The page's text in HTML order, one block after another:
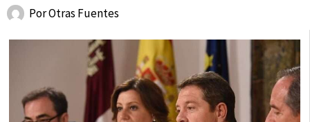
PorOtras Fuentes